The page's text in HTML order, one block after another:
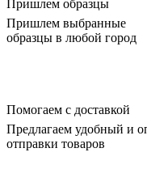
Пришлем образцы
Пришлем выбранные
образцы в любой город
Помогаем с доставкой
Предлагаем удобный и
отправки товаров